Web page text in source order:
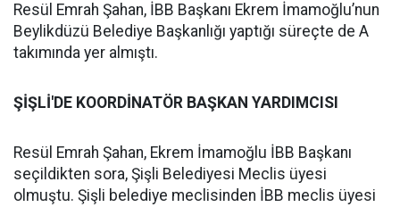
Resül Emrah Şahan, İBB Başkanı Ekrem İmamoğlu’nun
Beylikdüzü Belediye Başkanlığı yaptığı süreçte de A
takımında yer almıştı.
ŞİŞLİ'DE KOORDİNATÖR BAŞKAN YARDIMCISI
Resül Emrah Şahan, Ekrem İmamoğlu İBB Başkanı
seçildikten sora, Şişli Belediyesi Meclis üyesi
olmuştu. Şişli belediye meclisinden İBB meclis üyesi